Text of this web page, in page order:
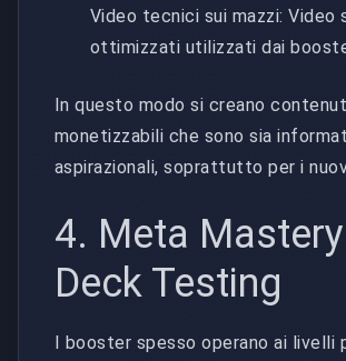
Video tecnici sui mazzi: Video
ottimizzati utilizzati dai
In questo modo si creano
monetizzabili che sono sia
aspirazionali, soprattutto per i
4. Meta
Deck Testing
I booster spesso operano ai livelli